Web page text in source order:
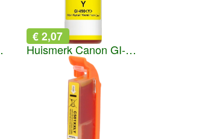
€ 2,07
Huismerk Canon GI-590 geel